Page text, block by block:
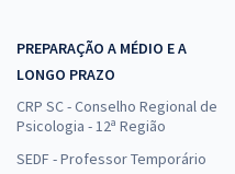
PREPARAÇÃO A MÉDIO E A
LONGO PRAZO
CRP SC - Conselho Regional de
Psicologia - 12ª Região
SEDF - Professor Temporário